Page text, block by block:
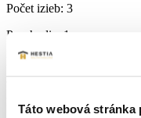
Táto webová
Počet izieb: 3
Poschodie:
1
Rok výstavby:
Lokalita:
Brezová pod